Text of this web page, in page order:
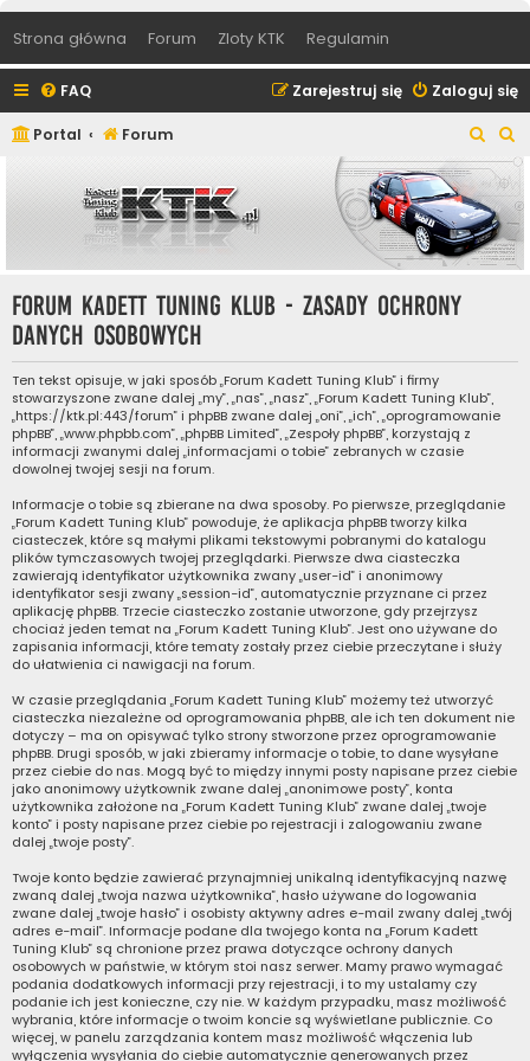
Strona główna Forum Zloty KTK Regulamin
FAQ Zaloguj się
Zarejestruj się
Portal Forum
z
u
k
z
u
k
a
Forum Kadett Tuning Klub - Zasady ochrony
danych osobowych
Ten tekst opisuje, w jaki sposób „Forum Kadett Tuning Klub” i firmy
stowarzyszone zwane dalej „my”, „nas”, „nasz”, „Forum Kadett Tuning Klub”,
„https://ktk.pl:443/forum” i phpBB zwane dalej „oni”, „ich”, „oprogramowanie
phpBB”, „www.phpbb.com”, „phpBB Limited”, „Zespoły phpBB”, korzystają z
informacji zwanymi dalej „informacjami o tobie” zebranych w czasie
dowolnej twojej sesji na forum.
Informacje o tobie są zbierane na dwa sposoby. Po pierwsze, przeglądanie
„Forum Kadett Tuning Klub” powoduje, że aplikacja phpBB tworzy kilka
ciasteczek, które są małymi plikami tekstowymi pobranymi do katalogu
plików tymczasowych twojej przeglądarki. Pierwsze dwa ciasteczka
zawierają identyfikator użytkownika zwany „user-id” i anonimowy
identyfikator sesji zwany „session-id”, automatycznie przyznane ci przez
aplikację phpBB. Trzecie ciasteczko zostanie utworzone, gdy przejrzysz
chociaż jeden temat na „Forum Kadett Tuning Klub”. Jest ono używane do
zapisania informacji, które tematy zostały przez ciebie przeczytane i służy
do ułatwienia ci nawigacji na forum.
W czasie przeglądania „Forum Kadett Tuning Klub” możemy też utworzyć
ciasteczka niezależne od oprogramowania phpBB, ale ich ten dokument nie
dotyczy – ma on opisywać tylko strony stworzone przez oprogramowanie
phpBB. Drugi sposób, w jaki zbieramy informacje o tobie, to dane wysyłane
przez ciebie do nas. Mogą być to między innymi posty napisane przez ciebie
jako anonimowy użytkownik zwane dalej „anonimowe posty”, konta
użytkownika założone na „Forum Kadett Tuning Klub” zwane dalej „twoje
konto” i posty napisane przez ciebie po rejestracji i zalogowaniu zwane
dalej „twoje posty”.
Twoje konto będzie zawierać przynajmniej unikalną identyfikacyjną nazwę
zwaną dalej „twoja nazwa użytkownika”, hasło używane do logowania
zwane dalej „twoje hasło” i osobisty aktywny adres e-mail zwany dalej „twój
adres e-mail”. Informacje podane dla twojego konta na „Forum Kadett
Tuning Klub” są chronione przez prawa dotyczące ochrony danych
osobowych w państwie, w którym stoi nasz serwer. Mamy prawo wymagać
podania dodatkowych informacji przy rejestracji, i to my ustalamy czy
podanie ich jest konieczne, czy nie. W każdym przypadku, masz możliwość
wybrania, które informacje o twoim koncie są wyświetlane publicznie. Co
więcej, w panelu zarządzania kontem masz możliwość włączenia lub
wyłączenia wysyłania do ciebie automatycznie generowanych przez